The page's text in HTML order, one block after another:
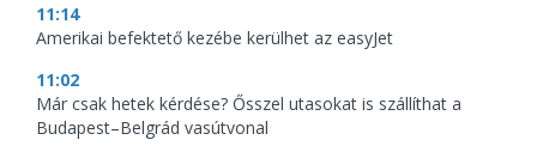
11:14
Amerikai befektető kezébe kerülhet az easyJet
11:02
Már csak hetek kérdése? Ősszel utasokat is szállíthat a
Budapest–Belgrád vasútvonal